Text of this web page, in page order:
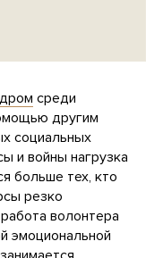
среди
другим
социальных
и войны нагрузка
больше тех, кто
резко
волонтера
эмоциональной